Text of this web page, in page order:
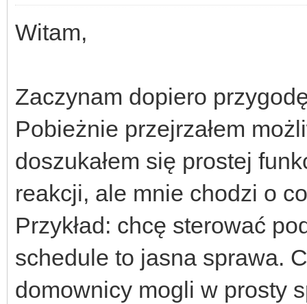
Witam,
Zaczynam dopiero
Pobieżnie przejrzałem
doszukałem się prostej
reakcji, ale mnie chodzi o
Przykład: chcę sterować
schedule to jasna sprawa.
domownicy mogli w prosty